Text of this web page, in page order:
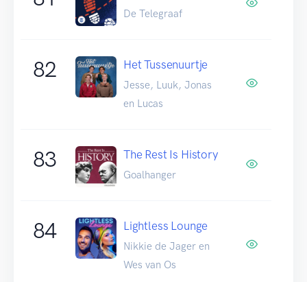
De Telegraaf
82 Het Tussenuurtje
Jesse, Luuk, Jonas
en Lucas
83 The Rest Is History
Goalhanger
84 Lightless Lounge
Nikkie de Jager en
Wes van Os